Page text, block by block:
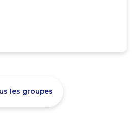
les groupes